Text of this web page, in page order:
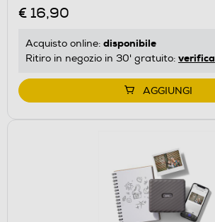
€ 16,90
Acquisto online: disponibile
Ritiro in negozio in 30' gratuito: verifica
AGGIUNGI